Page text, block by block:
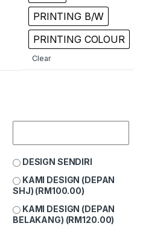
PRINTING B/W
PRINTING COLOUR
Clear
DESIGN SENDIRI
KAMI DESIGN (DEPAN
SHJ) (RM100.00)
KAMI DESIGN (DEPAN
BELAKANG) (RM120.00)